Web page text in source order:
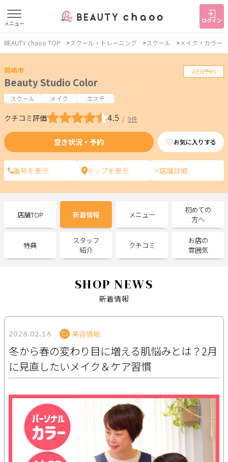
メニュー ログイン
すでに会員の方 はじめてご利用の方
ジャンルで探す
ヘア・メイク ネイル・まつげ エステ
リラク・整体
スクール・
トレーニング
メンズ
大人女子トピック ランキング
プライバシーポリシー
サイトマップ
お知らせ
お問い合わせ
掲載店様
掲載のご案内
掲載の申込み
BEAUTY chaoo TOP スクール・トレーニング スクール メイク・カラー
岡崎市
Beauty Studio Color
スクール メイク エステ
空き状況・予約 お気に入りする
クチコミ評価 4.5 / 9件
店舗詳細
WEB予約
店舗TOP 新着情報 メニュー
初めての
方へ
特典
スタッフ
紹介
クチコミ
お店の
雰囲気
SHOP NEWS
新着情報
2026.02.16 美容情報
冬から春の変わり目に増える肌悩みとは？2月
に見直したいメイク＆ケア習慣